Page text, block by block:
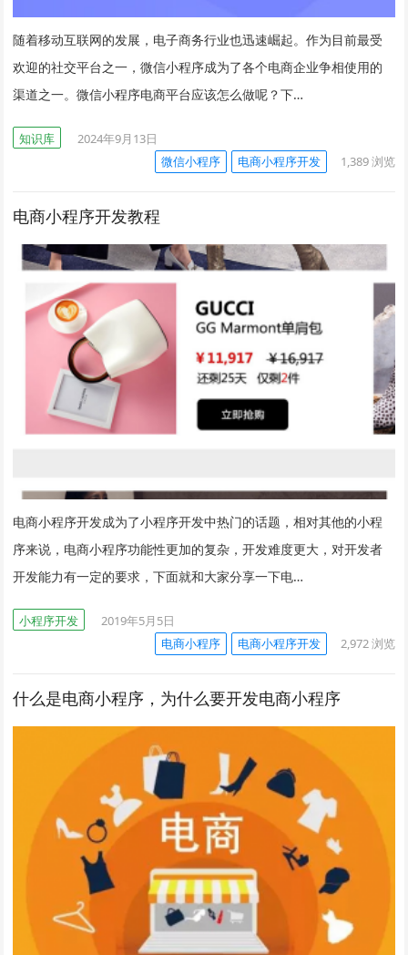
随着移动互联网的发展，电子商务行业也迅速崛起。作为目前最受
欢迎的社交平台之一，微信小程序成为了各个电商企业争相使用的
渠道之一。微信小程序电商平台应该怎么做呢？下…
知识库
2024年9月13日
微信小程序
电商小程序开发 1,389浏览
电商小程序开发教程
电商小程序开发成为了小程序开发中热门的话题，相对其他的小程
序来说，电商小程序功能性更加的复杂，开发难度更大，对开发者
开发能力有一定的要求，下面就和大家分享一下电…
小程序开发
2019年5月5日
电商小程序
电商小程序开发 2,972浏览
什么是电商小程序，为什么要开发电商小程序